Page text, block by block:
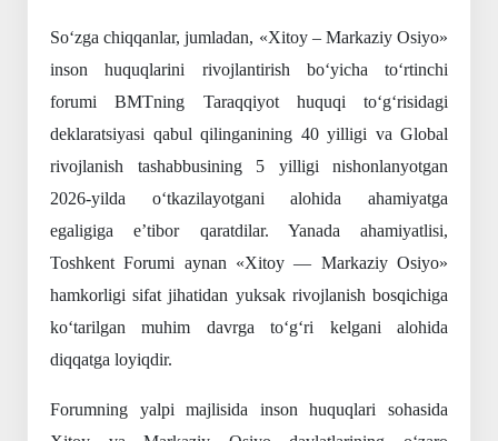
So‘zga chiqqanlar, jumladan, «Xitoy – Markaziy Osiyo»
inson huquqlarini rivojlantirish bo‘yicha to‘rtinchi
forumi BMTning Taraqqiyot huquqi to‘g‘risidagi
deklaratsiyasi qabul qilinganining 40 yilligi va Global
rivojlanish tashabbusining 5 yilligi nishonlanyotgan
2026-yilda o‘tkazilayotgani alohida ahamiyatga
egaligiga e’tibor qaratdilar. Yanada ahamiyatlisi,
Toshkent Forumi aynan «Xitoy — Markaziy Osiyo»
hamkorligi sifat jihatidan yuksak rivojlanish bosqichiga
ko‘tarilgan muhim davrga to‘g‘ri kelgani alohida
diqqatga loyiqdir.
Forumning yalpi majlisida inson huquqlari sohasida